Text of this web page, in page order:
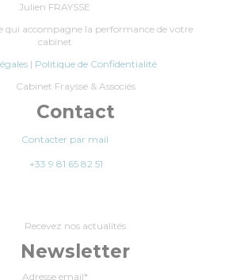
Julien FRAYSSE
qui accompagne la performance de votre
cabinet
| Politique de Confidentialité
Cabinet Fraysse & Associés
Contact
Contacter par mail
+33 9 81 65 82 51
Recevez nos actualités
Newsletter
Adresse email*